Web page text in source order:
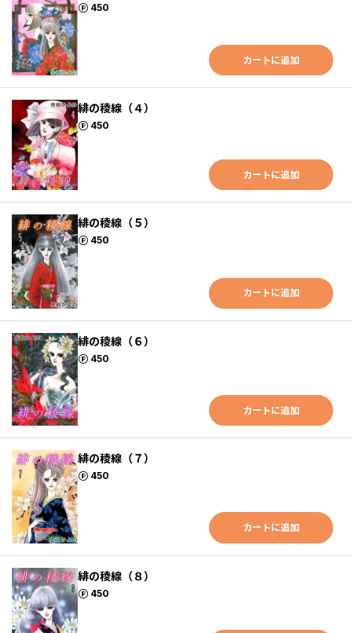
450
ポイント
カートに追加
緋の稜線（４）
450
ポイント
カートに追加
緋の稜線（５）
450
ポイント
カートに追加
緋の稜線（６）
450
ポイント
カートに追加
緋の稜線（７）
450
ポイント
カートに追加
緋の稜線（８）
450
ポイント